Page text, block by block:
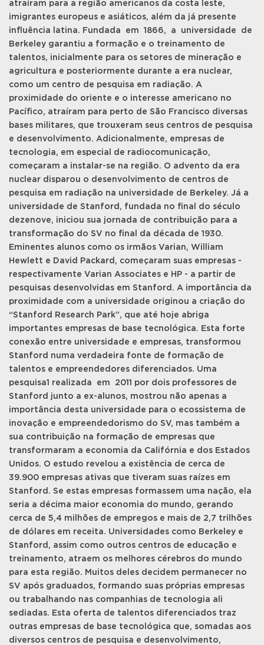
atraíram para a região americanos da costa leste,
imigrantes europeus e asiáticos, além da já presente
influência latina. Fundada em 1866, a universidade de
Berkeley garantiu a formação e o treinamento de
talentos, inicialmente para os setores de mineração e
agricultura e posteriormente durante a era nuclear,
como um centro de pesquisa em radiação. A
proximidade do oriente e o interesse americano no
Pacífico, atraíram para perto de São Francisco diversas
bases militares, que trouxeram seus centros de pesquisa
e desenvolvimento. Adicionalmente, empresas de
tecnologia, em especial de radiocomunicação,
começaram a instalar-se na região. O advento da era
nuclear disparou o desenvolvimento de centros de
pesquisa em radiação na universidade de Berkeley. Já a
universidade de Stanford, fundada no final do século
dezenove, iniciou sua jornada de contribuição para a
transformação do SV no final da década de 1930.
Eminentes alunos como os irmãos Varian, William
Hewlett e David Packard, começaram suas empresas -
respectivamente Varian Associates e HP - a partir de
pesquisas desenvolvidas em Stanford. A importância da
proximidade com a universidade originou a criação do
“Stanford Research Park”, que até hoje abriga
importantes empresas de base tecnológica. Esta forte
conexão entre universidade e empresas, transformou
Stanford numa verdadeira fonte de formação de
talentos e empreendedores diferenciados. Uma
pesquisa1 realizada em 2011 por dois professores de
Stanford junto a ex-alunos, mostrou não apenas a
importância desta universidade para o ecossistema de
inovação e empreendedorismo do SV, mas também a
sua contribuição na formação de empresas que
transformaram a economia da Califórnia e dos Estados
Unidos. O estudo revelou a existência de cerca de
39.900 empresas ativas que tiveram suas raízes em
Stanford. Se estas empresas formassem uma nação, ela
seria a décima maior economia do mundo, gerando
cerca de 5,4 milhões de empregos e mais de 2,7 trilhões
de dólares em receita. Universidades como Berkeley e
Stanford, assim como outros centros de educação e
treinamento, atraem os melhores cérebros do mundo
para esta região. Muitos deles decidem permanecer no
SV após graduados, formando suas próprias empresas
ou trabalhando nas companhias de tecnologia ali
sediadas. Esta oferta de talentos diferenciados traz
outras empresas de base tecnológica que, somadas aos
diversos centros de pesquisa e desenvolvimento,